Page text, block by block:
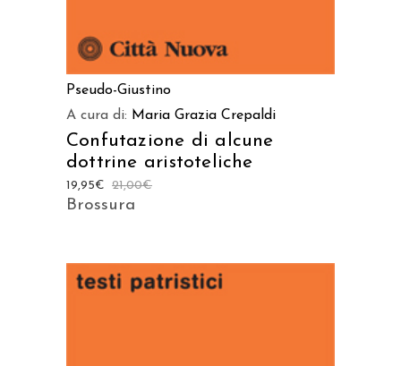
Pseudo-Giustino
A cura di: Maria Grazia Crepaldi
Confutazione di alcune
dottrine aristoteliche
21,00€
19,95€
Brossura